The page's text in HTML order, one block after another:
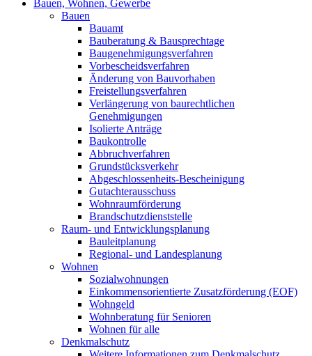
Bauen, Wohnen, Gewerbe
Bauen
Bauamt
Bauberatung & Bausprechtage
Baugenehmigungsverfahren
Vorbescheidsverfahren
Änderung von Bauvorhaben
Freistellungsverfahren
Verlängerung von baurechtlichen
Genehmigungen
Isolierte Anträge
Baukontrolle
Abbruchverfahren
Grundstücksverkehr
Abgeschlossenheits-Bescheinigung
Gutachterausschuss
Wohnraumförderung
Brandschutzdienststelle
Raum- und Entwicklungsplanung
Bauleitplanung
Regional- und Landesplanung
Wohnen
Sozialwohnungen
Einkommensorientierte Zusatzförderung (EOF)
Wohngeld
Wohnberatung für Senioren
Wohnen für alle
Denkmalschutz